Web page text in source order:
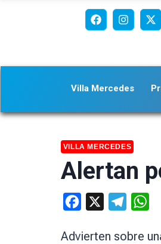
Villa Mercedes
VILLA MERCEDES
Alertan
Facebook Telegram
Advierten sobre